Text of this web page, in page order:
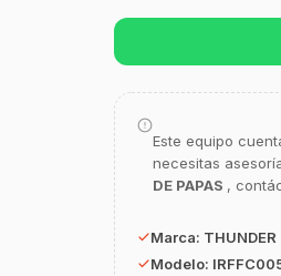
Este equipo
necesitas
DE PAPAS ,
Marca: THUNDER
Modelo: